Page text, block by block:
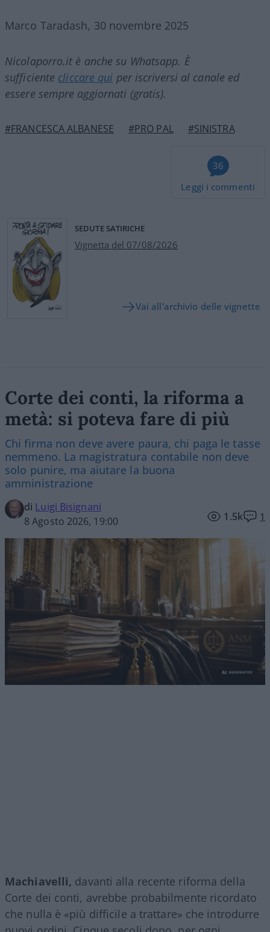
Marco Taradash, 30 novembre 2025
Nicolaporro.it è anche su Whatsapp. È
sufficiente cliccare qui per iscriversi al canale ed
essere sempre aggiornati (gratis).
#FRANCESCA ALBANESE #PRO PAL #SINISTRA
36
Leggi i commenti
SEDUTE SATIRICHE
Vignetta del 07/08/2026
Vai all'archivio delle vignette
Corte dei conti, la riforma a
metà: si poteva fare di più
Chi firma non deve avere paura, chi paga le tasse
nemmeno. La magistratura contabile non deve
solo punire, ma aiutare la buona
amministrazione
di Luigi Bisignani
8 Agosto 2026, 19:00
1.5k 1
Machiavelli, davanti alla recente riforma della
Corte dei conti, avrebbe probabilmente ricordato
che nulla è «più difficile a trattare» che introdurre